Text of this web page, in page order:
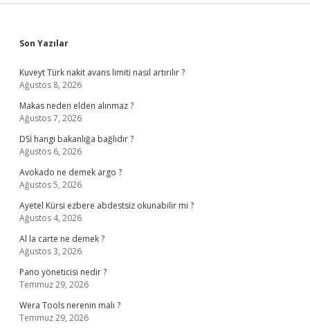
Sidebar
Son Yazılar
Kuveyt Türk nakit avans limiti nasıl artırılır ?
Ağustos 8, 2026
Makas neden elden alınmaz ?
Ağustos 7, 2026
DSİ hangi bakanlığa bağlıdır ?
Ağustos 6, 2026
Avokado ne demek argo ?
Ağustos 5, 2026
Ayetel Kürsi ezbere abdestsiz okunabilir mi ?
Ağustos 4, 2026
Al la carte ne demek ?
Ağustos 3, 2026
Pano yöneticisi nedir ?
Temmuz 29, 2026
Wera Tools nerenin malı ?
Temmuz 29, 2026